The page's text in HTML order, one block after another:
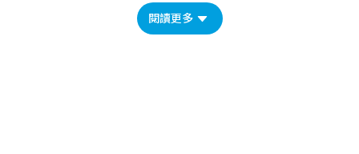
閱讀更多